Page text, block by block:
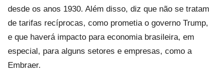
desde os anos 1930. Além disso, diz que não se tratam
de tarifas recíprocas, como prometia o governo Trump,
e que haverá impacto para economia brasileira, em
especial, para alguns setores e empresas, como a
Embraer.